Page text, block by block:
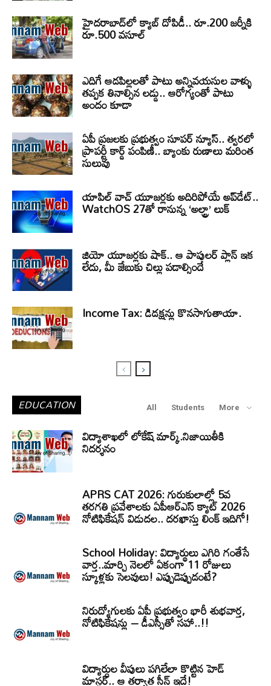
హైదరాబాద్‌లో క్యాబ్‌ దోపిడీ.. రూ.200 జర్నీకి
రూ.500 వసూల్
ఎదిగే ఆడపిల్లలతో పాటు అన్నివయసుల వాళ్ళు
తప్పక తినాల్సిన లడ్డు.. ఆరోగ్యంతో పాటు
అందం కూడా
ఏపీ ప్రజలకు ప్రభుత్వం సూపర్ న్యూస్.. త్వరలో
ప్రాపర్టీ కార్డ్ పంపిణీ.. బ్యాంకు రుణాలు మరింత
సులువు
యాపిల్ వాచ్ యూజర్లకు అదిరిపోయే అప్‌డేట్..
WatchOS 27తో రానున్న ‘అల్ట్రా’ లుక్
జియో యూజర్లకు షాక్.. ఆ పాపులర్ ప్లాన్ ఇక
లేదు, మీ జేబుకు చిల్లు పడాల్సిందే
Income Tax: డిడక్షన్లు కొనసాగుతాయా.
EDUCATION All Students More
విద్యాశాఖలో లోకేష్ మార్క్.నిజాయితీకి
నిదర్శనం
APRS CAT 2026: గురుకులాల్లో 5వ
తరగతి ప్రవేశాలకు ఏపీఆర్‌ఎస్‌ క్యాట్‌ 2026
నోటిఫికేషన్‌ విడుదల.. దరఖాస్తు లింక్‌ ఇదిగో!
School Holiday: విద్యార్థులు ఎగిరి గంతేసే
వార్త..మార్చి నెలలో ఏకంగా 11 రోజులు
స్కూళ్లకు సెలవులు! ఎప్పుడెప్పుడంటే?
నిరుద్యోగులకు ఏపీ ప్రభుత్వం భారీ శుభవార్త,
నోటిఫికేషన్లు – డీఎస్సీతో సహా..!!
విద్యార్ధుల వీపులు పగిలేలా కొట్టిన హెడ్
మాస్టర్.. ఆ తర్వాత సీన్‌ ఇదే!